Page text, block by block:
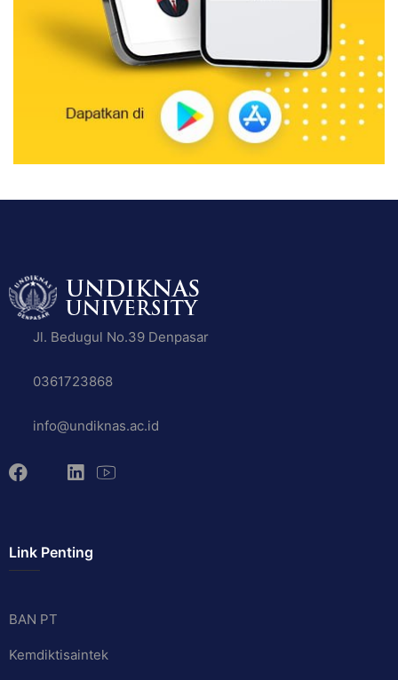
Jl. Bedugul No.39 Denpasar
0361723868
info@undiknas.ac.id
Link Penting
BAN PT
Kemdiktisaintek